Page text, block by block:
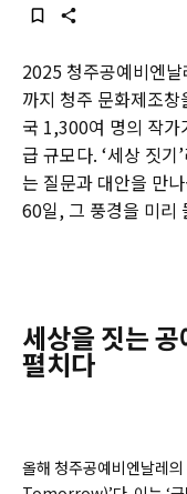
2025 청주공예비엔
까지 청주 문화제조
국 1,300여 명의 작
급 규모다. ‘세상 짓
는 질문과 대안을 만
60일, 그 풍경을 미리
세상을 짓는
펼치다
올해 청주공예비엔날레